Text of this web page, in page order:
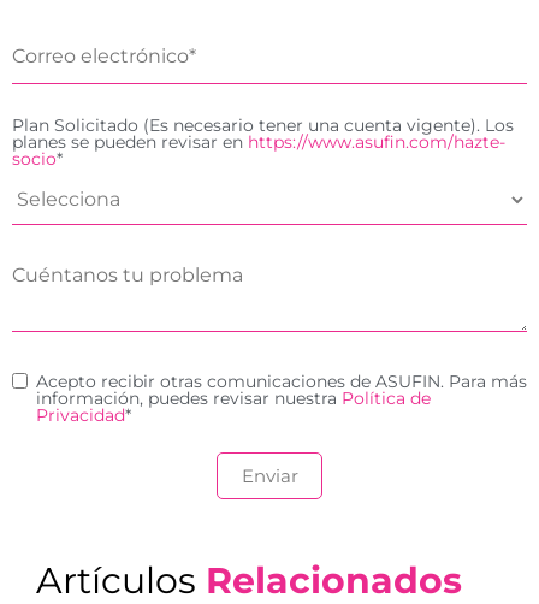
Plan Solicitado (Es necesario tener una cuenta vigente). Los
planes se pueden revisar en https://www.asufin.com/hazte-
socio*
Acepto recibir otras comunicaciones de ASUFIN. Para más
información, puedes revisar nuestra Política de
Privacidad*
Artículos Relacionados